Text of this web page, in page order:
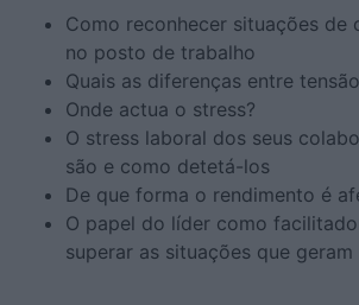
Como reconhecer situações de
no posto de trabalho
Quais as diferenças entre
Onde actua o stress?
O stress laboral dos seus
são e como detetá-los
De que forma o rendimento é
O papel do líder como
superar as situações que